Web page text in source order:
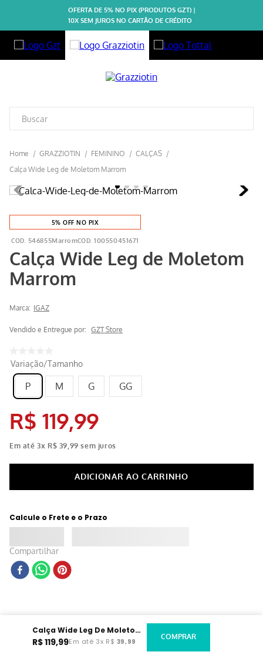
OFERTA DE 5% NO PIX (PRODUTOS GZT) |
10X SEM JUROS NO CARTÃO DE CRÉDITO
GRAZZIOTIN FEMININO
CALÇAS
Calça Wide Leg de Moletom Marrom
5% OFF NO PIX
546855Marrom 100550451671
Calça Wide Leg de Moletom
Marrom
Marca: IGAZ
Vendido e Entregue por: GZT Store
Variação/Tamanho
P M G GG
R$ 119,99
Em até3x R$ 39 99 sem juros
Calcule o Frete e o Prazo
Compartilhar
Calça Wide Leg De Moletom Marrom
R$119,99Em até 3x R$ 39,99